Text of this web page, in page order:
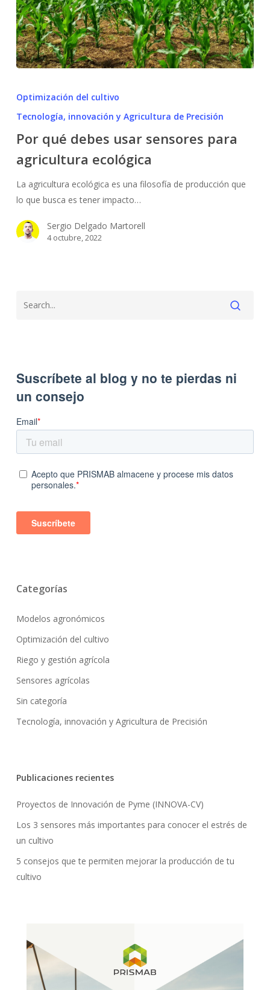
usar
sensores
agricultura
ecológica
Optimización del cultivo
Tecnología, innovación y Agricultura de Precisión
Por qué debes usar sensores para
agricultura ecológica
La agricultura ecológica es una filosofía de producción que
lo que busca es tener impacto…
Sergio Delgado Martorell
4 octubre, 2022
Categorías
Modelos agronómicos
Optimización del cultivo
Riego y gestión agrícola
Sensores agrícolas
Sin categoría
Tecnología, innovación y Agricultura de Precisión
Publicaciones recientes
Proyectos de Innovación de Pyme (INNOVA-CV)
Los 3 sensores más importantes para conocer el estrés de
un cultivo
5 consejos que te permiten mejorar la producción de tu
cultivo